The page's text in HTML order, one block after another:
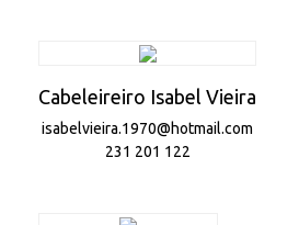
Cabeleireiro Isabel Vieira
isabelvieira.1970@hotmail.com
231 201 122